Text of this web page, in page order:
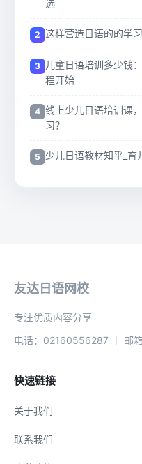
选
这样营造日语的的学
儿童日语培训多少钱
程开始
线上少儿日语培训课
习？
少儿日语教材知乎_育
友达日语网校
专注优质内容分享
电话：02160556287 ｜ 邮
快速链接
关于我们
联系我们